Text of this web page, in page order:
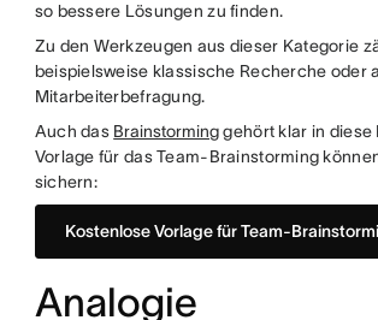
so bessere Lösungen zu finden.
Zu den Werkzeugen aus dieser Kategorie
beispielsweise klassische Recherche oder
Mitarbeiterbefragung.
Auch das Brainstorminggehört klar in diese
Vorlage für das Team-Brainstorming
sichern:
Kostenlose Vorlage für Team-
Analogie